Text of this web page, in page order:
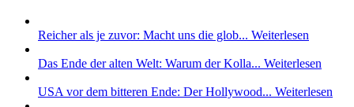
Reicher als je zuvor: Macht uns die glob... Weiterlesen
Das Ende der alten Welt: Warum der Kolla... Weiterlesen
USA vor dem bitteren Ende: Der Hollywood... Weiterlesen